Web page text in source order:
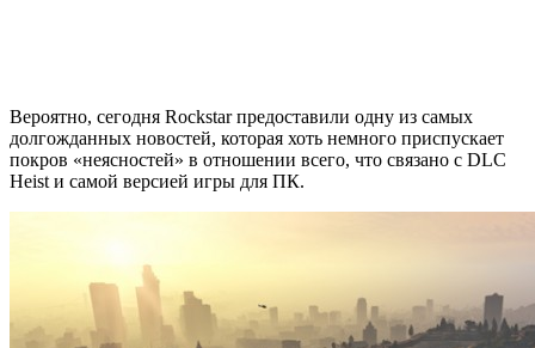
Вероятно, сегодня Rockstar предоставили одну из самых
долгожданных новостей, которая хоть немного приспускает
покров «неясностей» в отношении всего, что связано с DLC
Heist и самой версией игры для ПК.